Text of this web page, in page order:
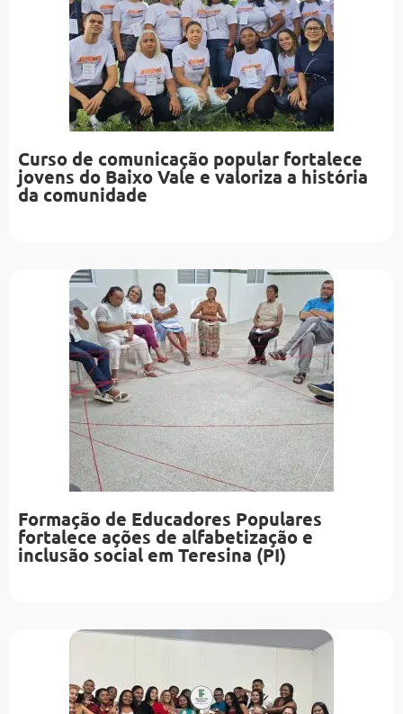
Curso de comunicação popular fortalece
jovens do Baixo Vale e valoriza a história
da comunidade
Formação de Educadores Populares
fortalece ações de alfabetização e
inclusão social em Teresina (PI)